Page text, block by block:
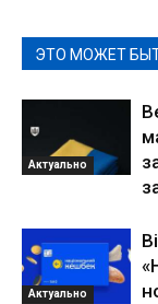
ЭТО МОЖЕТ
Актуально
Актуально